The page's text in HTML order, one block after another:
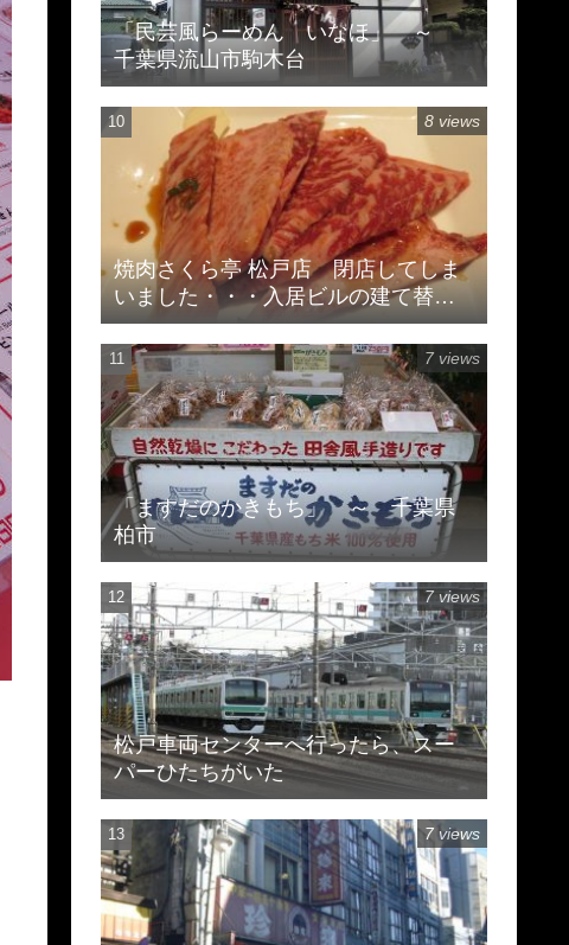
「民芸風らーめん いなほ」 ～
千葉県流山市駒木台
焼肉さくら亭 松戸店 閉店してしま
いました・・・入居ビルの建て替え
のため
8 views
「ますだのかきもち」 ～ 千葉県
柏市
7 views
松戸車両センターへ行ったら、スー
パーひたちがいた
7 views
7 views